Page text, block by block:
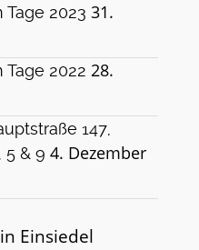
Tage 2023 31.
Tage 2022 28.
147,
5 & 9 4. Dezember
Einsiedel